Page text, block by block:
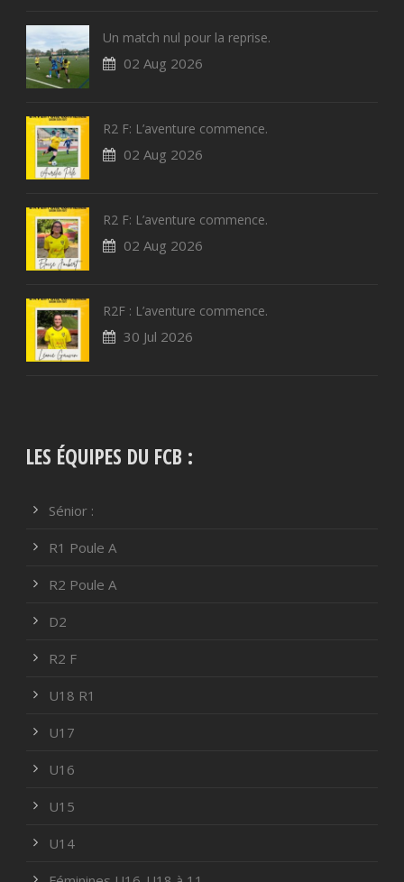
Un match nul pour la reprise.
02 Aug 2026
R2 F: L’aventure commence.
02 Aug 2026
R2 F: L’aventure commence.
02 Aug 2026
R2F : L’aventure commence.
30 Jul 2026
LES ÉQUIPES DU FCB :
Sénior :
R1 Poule A
R2 Poule A
D2
R2 F
U18 R1
U17
U16
U15
U14